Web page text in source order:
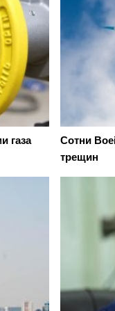
газа
Сотни
трещин